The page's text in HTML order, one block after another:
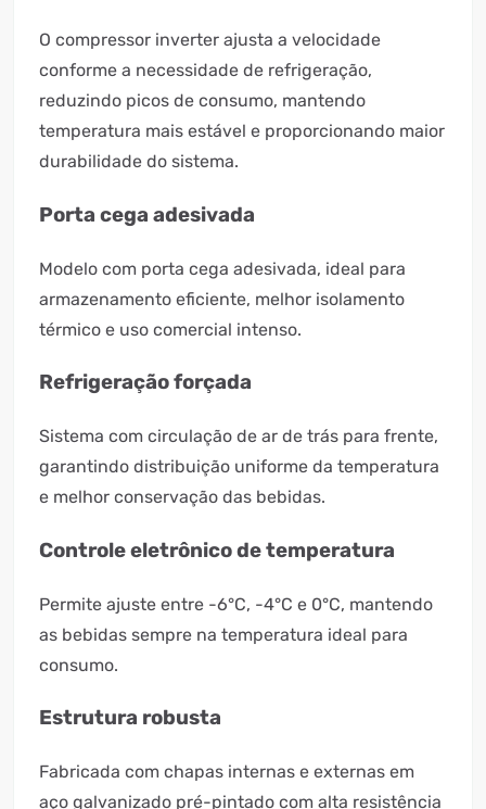
O compressor inverter ajusta a velocidade
conforme a necessidade de refrigeração,
reduzindo picos de consumo, mantendo
temperatura mais estável e proporcionando maior
durabilidade do sistema.
Porta cega adesivada
Modelo com porta cega adesivada, ideal para
armazenamento eficiente, melhor isolamento
térmico e uso comercial intenso.
Refrigeração forçada
Sistema com circulação de ar de trás para frente,
garantindo distribuição uniforme da temperatura
e melhor conservação das bebidas.
Controle eletrônico de temperatura
Permite ajuste entre -6°C, -4°C e 0°C, mantendo
as bebidas sempre na temperatura ideal para
consumo.
Estrutura robusta
Fabricada com chapas internas e externas em
aço galvanizado pré-pintado com alta resistência